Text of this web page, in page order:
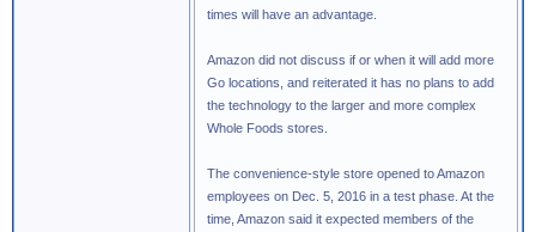
times will have an advantage.
Amazon did not discuss if or when it will add more
Go locations, and reiterated it has no plans to add
the technology to the larger and more complex
Whole Foods stores.
The convenience-style store opened to Amazon
employees on Dec. 5, 2016 in a test phase. At the
time, Amazon said it expected members of the